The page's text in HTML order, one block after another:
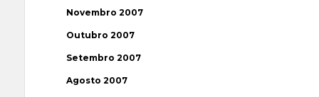
Novembro 2007
Outubro 2007
Setembro 2007
Agosto 2007